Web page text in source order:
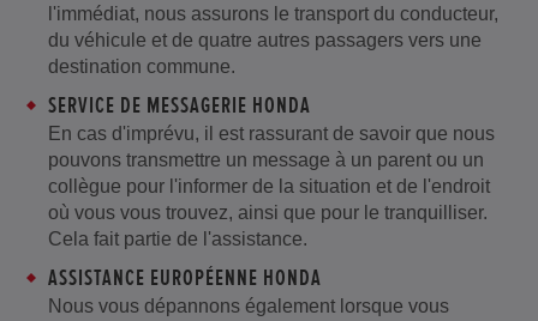
l'immédiat, nous assurons le transport du conducteur,
du véhicule et de quatre autres passagers vers une
destination commune.
SERVICE DE MESSAGERIE HONDA
En cas d'imprévu, il est rassurant de savoir que nous
pouvons transmettre un message à un parent ou un
collègue pour l'informer de la situation et de l'endroit
où vous vous trouvez, ainsi que pour le tranquilliser.
Cela fait partie de l'assistance.
ASSISTANCE EUROPÉENNE HONDA
Nous vous dépannons également lorsque vous